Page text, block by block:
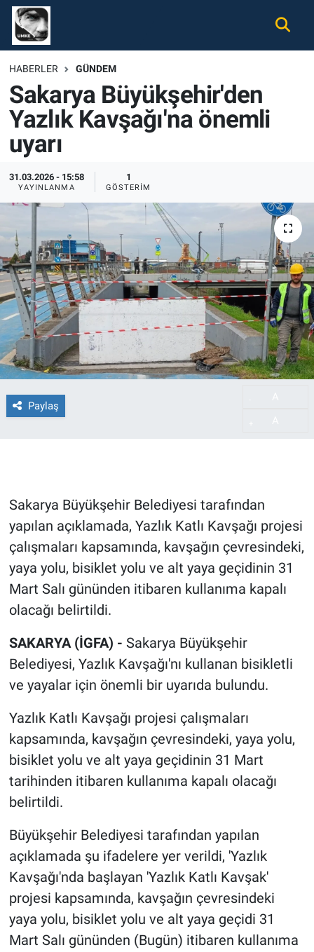
HABERLER GÜNDEM
Sakarya Büyükşehir'den
Yazlık Kavşağı'na önemli
uyarı
31.03.2026 - 15:58
YAYINLANMA
1
GÖSTERIM
Paylaş
Sakarya Büyükşehir Belediyesi tarafından
yapılan açıklamada, Yazlık Katlı Kavşağı projesi
çalışmaları kapsamında, kavşağın çevresindeki,
yaya yolu, bisiklet yolu ve alt yaya geçidinin 31
Mart Salı gününden itibaren kullanıma kapalı
olacağı belirtildi.
SAKARYA (İGFA) - Sakarya Büyükşehir
Belediyesi, Yazlık Kavşağı'nı kullanan bisikletli
ve yayalar için önemli bir uyarıda bulundu.
Yazlık Katlı Kavşağı projesi çalışmaları
kapsamında, kavşağın çevresindeki, yaya yolu,
bisiklet yolu ve alt yaya geçidinin 31 Mart
tarihinden itibaren kullanıma kapalı olacağı
belirtildi.
Büyükşehir Belediyesi tarafından yapılan
açıklamada şu ifadelere yer verildi, 'Yazlık
Kavşağı'nda başlayan 'Yazlık Katlı Kavşak'
projesi kapsamında, kavşağın çevresindeki
yaya yolu, bisiklet yolu ve alt yaya geçidi 31
Mart Salı gününden (Bugün) itibaren kullanıma
Gündem
Ekonomi
Spor
Tüm Haberler
İletişim
Künye
Nöbetçi Eczaneler
Hava Durumu
Namaz Vakitleri
Süper Lig Puan Durumu ve Fikstür
Tüm Manşetler
Son Dakika Haberleri
Haber Arşivi